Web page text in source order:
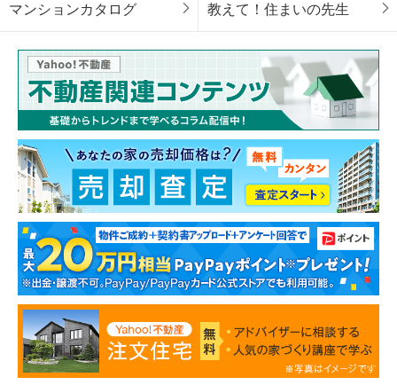
マンションカタログ 教えて！住まいの先生